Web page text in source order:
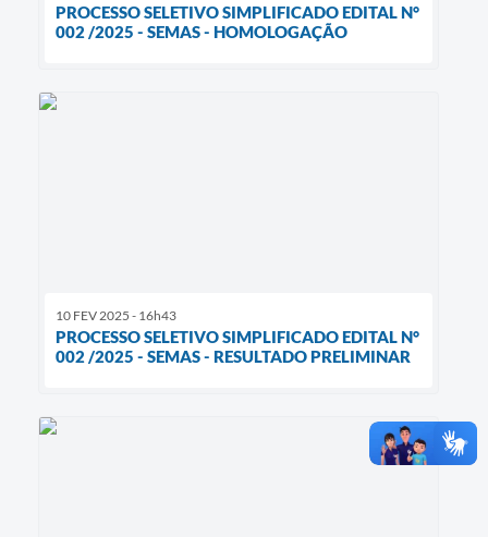
PROCESSO SELETIVO SIMPLIFICADO EDITAL N°
002 /2025 - SEMAS - HOMOLOGAÇÃO
10 FEV 2025 - 16h43
PROCESSO SELETIVO SIMPLIFICADO EDITAL N°
002 /2025 - SEMAS - RESULTADO PRELIMINAR